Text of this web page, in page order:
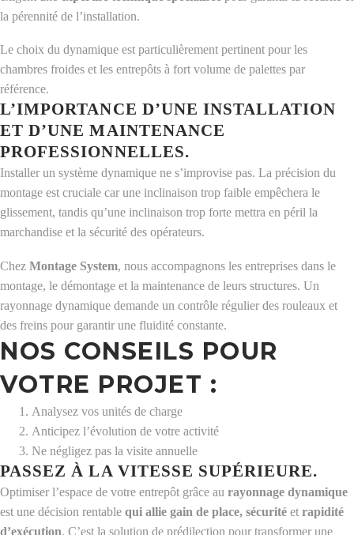
la pérennité de l’installation.
Le choix du dynamique est particulièrement pertinent pour les
chambres froides et les entrepôts à fort volume de palettes par
référence.
L’IMPORTANCE D’UNE INSTALLATION
ET D’UNE MAINTENANCE
PROFESSIONNELLES.
Installer un système dynamique ne s’improvise pas. La précision du
montage est cruciale car une inclinaison trop faible empêchera le
glissement, tandis qu’une inclinaison trop forte mettra en péril la
marchandise et la sécurité des opérateurs.
Chez Montage System, nous accompagnons les entreprises dans le
montage, le démontage et la maintenance de leurs structures. Un
rayonnage dynamique demande un contrôle régulier des rouleaux et
des freins pour garantir une fluidité constante.
NOS CONSEILS POUR
VOTRE PROJET :
Analysez vos unités de charge
Anticipez l’évolution de votre activité
Ne négligez pas la visite annuelle
PASSEZ À LA VITESSE SUPÉRIEURE.
Optimiser l’espace de votre entrepôt grâce au rayonnage dynamique
est une décision rentable qui allie gain de place, sécurité et rapidité
d’exécution. C’est la solution de prédilection pour transformer une